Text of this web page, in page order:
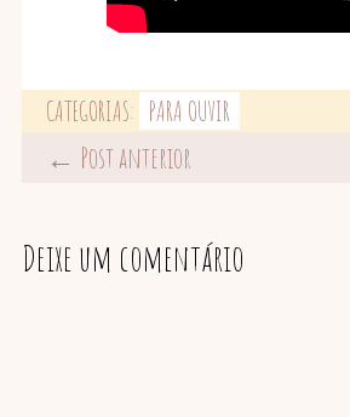
CATEGORIAS: PARA OUVIR
← Post anterior
Deixe um comentário